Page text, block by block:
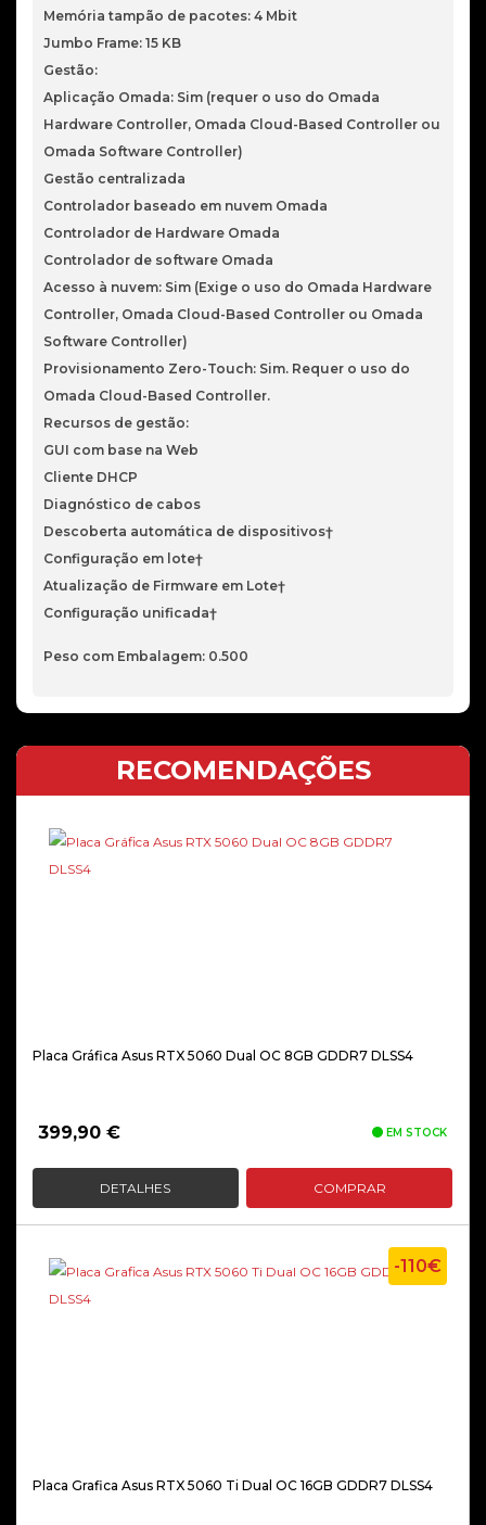
Memória tampão de pacotes: 4 Mbit
Jumbo Frame: 15 KB
Gestão:
Aplicação Omada: Sim (requer o uso do Omada
Hardware Controller, Omada Cloud-Based Controller ou
Omada Software Controller)
Gestão centralizada
Controlador baseado em nuvem Omada
Controlador de Hardware Omada
Controlador de software Omada
Acesso à nuvem: Sim (Exige o uso do Omada Hardware
Controller, Omada Cloud-Based Controller ou Omada
Software Controller)
Provisionamento Zero-Touch: Sim. Requer o uso do
Omada Cloud-Based Controller.
Recursos de gestão:
GUI com base na Web
Cliente DHCP
Diagnóstico de cabos
Descoberta automática de dispositivos†
Configuração em lote†
Atualização de Firmware em Lote†
Configuração unificada†
Peso com Embalagem: 0.500
RECOMENDAÇÕES
Placa Gráfica Asus RTX 5060 Dual OC 8GB GDDR7 DLSS4
399,90 € EM STOCK
DETALHES COMPRAR
-110€
Placa Grafica Asus RTX 5060 Ti Dual OC 16GB GDDR7 DLSS4